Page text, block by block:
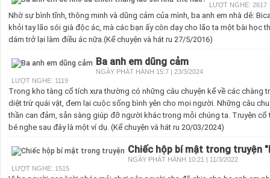
LƯỢT NGHE: 2617
Nhờ sự bình tĩnh, thông minh và dũng cảm của mình, ba anh em nhà dê:
khỏi tay lão sói già độc ác, mà các bạn ấy còn dạy cho lão ta một bài học
dám trở lại làm điều ác nữa.(Kể chuyện và hát ru 27/5/2016)
Ba anh em dũng cảm
NGÀY PHÁT HÀNH 15:7 | 23/3/2024
LƯỢT NGHE: 1119
Trong kho tàng cổ tích xưa thường có những câu chuyện kể về các chàng
diệt trừ quái vật, đem lại cuộc sống bình yên cho mọi người. Những câu
thần can đảm, sẵn sàng giúp đỡ người khác trong mỗi chúng ta. Truyện cổ
bé nghe sau đây là một ví dụ. (Kể chuyện và hát ru 20/03/2024)
Chiếc hộp bí mật trong truyện
NGÀY PHÁT HÀNH 10:21 | 11/3/2022
LƯỢT NGHE: 1515